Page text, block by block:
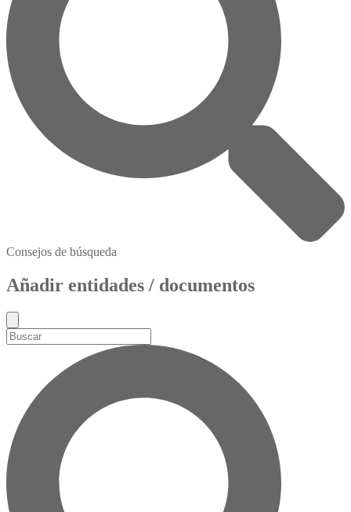
Consejos de búsqueda
Añadir entidades / documentos